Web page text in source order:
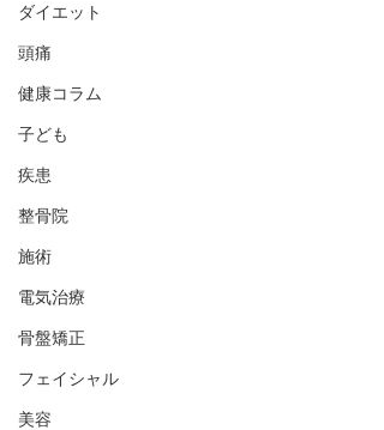
ダイエット
頭痛
健康コラム
子ども
疾患
整骨院
施術
電気治療
骨盤矯正
フェイシャル
美容